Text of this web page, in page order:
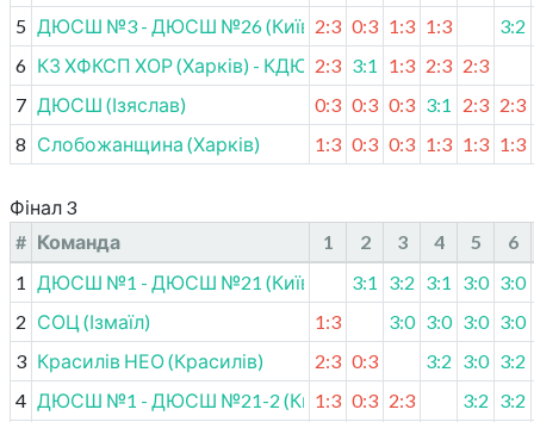
5 ДЮСШ №3 - ДЮСШ №26 (Київ)2:3 0:3 1:3 1:3
3:2
6 КЗ ХФКСП ХОР (Харків) - КДЮСШ (Вовчанськ)
2:3 3:1 1:3 2:3 2:3
7 ДЮСШ (Ізяслав) 0:3 0:3 0:3 3:1 2:3 2:3
8 Слобожанщина (Харків) 1:3 0:3 0:3 1:3 1:3 1:3
Фінал 3
# Команда 1 2 3 4 5
6
1 ДЮСШ №1 - ДЮСШ №21 (Київ) 3:1 3:2 3:1 3:0 3:0
2 СОЦ (Ізмаїл) 1:3 3:0 3:0 3:0 3:0
3 Красилів НЕО (Красилів) 2:3 0:3 3:2 3:0 3:2
4 ДЮСШ №1 - ДЮСШ №21-2 (Київ)
1:3 0:3 2:3 3:2 3:2